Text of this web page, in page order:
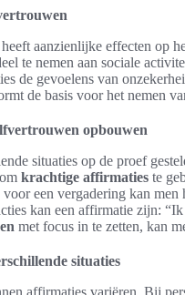
aanzienlijke effecten op
te nemen aan sociale
de gevoelens van
de basis voor het nemen
opbouwen
situaties op de proef
krachtige affirmaties te
een vergadering kan
kan een affirmatie zijn:
met focus in te zetten, kan
situaties
affirmaties variëren. Bij